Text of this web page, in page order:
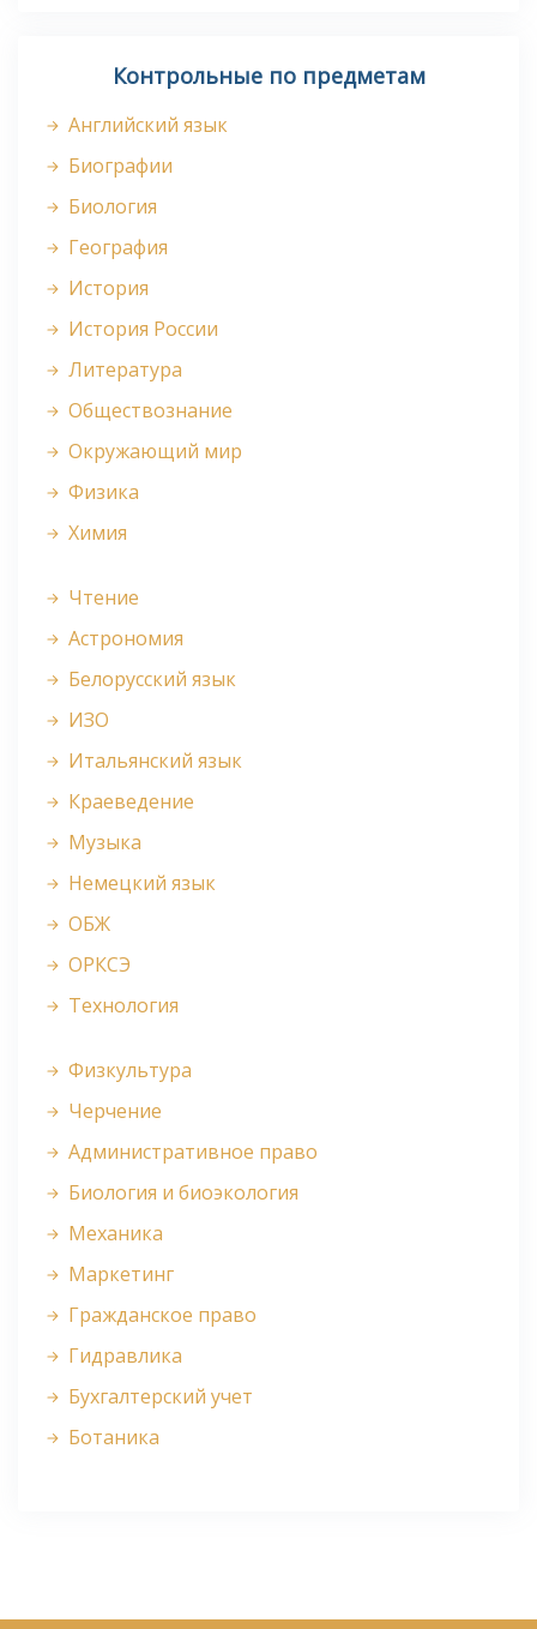
Контрольные по предметам
Английский язык
Биографии
Биология
География
История
История России
Литература
Обществознание
Окружающий мир
Физика
Химия
Чтение
Астрономия
Белорусский язык
ИЗО
Итальянский язык
Краеведение
Музыка
Немецкий язык
ОБЖ
ОРКСЭ
Технология
Физкультура
Черчение
Административное право
Биология и биоэкология
Механика
Маркетинг
Гражданское право
Гидравлика
Бухгалтерский учет
Ботаника